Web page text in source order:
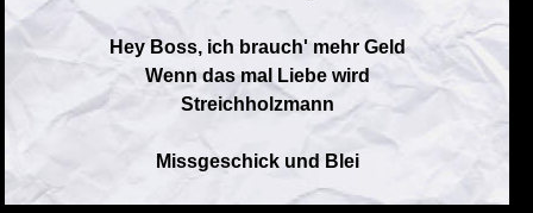
Hey Boss, ich brauch' mehr Geld
Wenn das mal Liebe wird
Streichholzmann
Missgeschick und Blei